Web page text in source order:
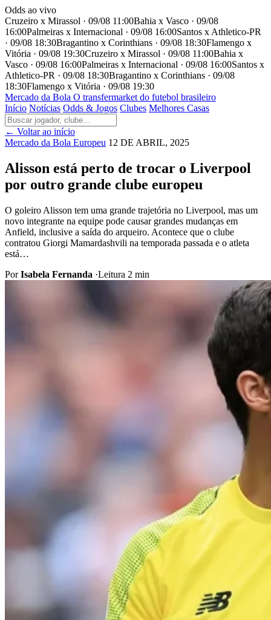
Odds ao vivo
Cruzeiro x Mirassol · 09/08 11:00Bahia x Vasco · 09/08
16:00Palmeiras x Internacional · 09/08 16:00Santos x Athletico-PR
· 09/08 18:30Bragantino x Corinthians · 09/08 18:30Flamengo x
Vitória · 09/08 19:30Cruzeiro x Mirassol · 09/08 11:00Bahia x
Vasco · 09/08 16:00Palmeiras x Internacional · 09/08 16:00Santos x
Athletico-PR · 09/08 18:30Bragantino x Corinthians · 09/08
18:30Flamengo x Vitória · 09/08 19:30
Mercado da Bola O transfermarket do futebol brasileiro
Início Notícias Odds & Jogos Clubes Melhores Casas
← Voltar ao início
Mercado da Bola Europeu 12 DE ABRIL, 2025
Alisson está perto de trocar o Liverpool
por outro grande clube europeu
O goleiro Alisson tem uma grande trajetória no Liverpool, mas um
novo integrante na equipe pode causar grandes mudanças em
Anfield, inclusive a saída do arqueiro. Acontece que o clube
contratou Giorgi Mamardashvili na temporada passada e o atleta
está…
PorIsabela Fernanda ·Leitura 2 min